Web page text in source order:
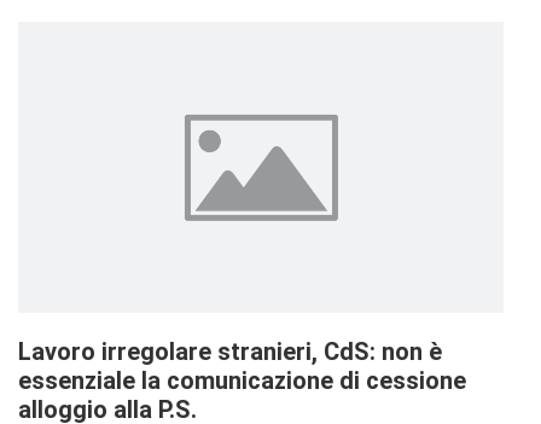
Lavoro irregolare stranieri, CdS: non è
essenziale la comunicazione di cessione
alloggio alla P.S.